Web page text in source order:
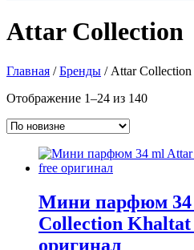
Attar Collection
Главная /Бренды / Attar Collection
Отображение 1–24 из 140
Мини парфюм
Collection
оригинал